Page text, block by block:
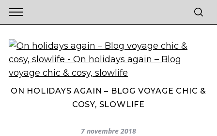
ON HOLIDAYS AGAIN – BLOG VOYAGE CHIC &
COSY, SLOWLIFE
7 novembre 2018